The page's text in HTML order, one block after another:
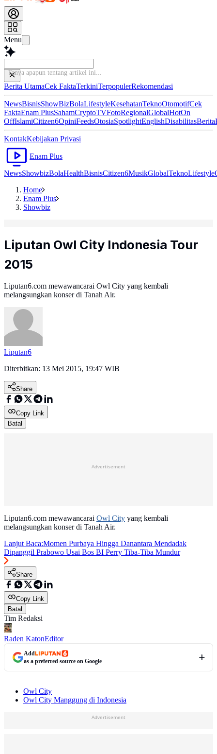
Menu
Tanya apapun tentang artikel in
Berita UtamaCek FaktaTerkiniTerpopulerRekomendasi
NewsBisnisShowBizBolaLifestyleKesehatanTeknoOtomotifCek
FaktaEnam PlusSahamCryptoTVFotoRegionalGlobalHotOn
OffIslamiCitizen6OpiniFeedsOtosiaSpotlightEnglishDisabilitasBerita
KontakKebijakan Privasi
Enam Plus
NewsShowbizBolaHealthBisnisCitizen6MusikGlobalTeknoLifestyle
Home
Enam Plus
Showbiz
Liputan Owl City Indonesia Tour
2015
Liputan6.com mewawancarai Owl City yang kembali
melangsungkan konser di Tanah Air.
Liputan6
Diterbitkan: 13 Mei 2015, 19:47 WIB
Share
Copy Link
Batal
Advertisement
Liputan6.com mewawancarai Owl City yang kembali
melangsungkan konser di Tanah Air.
Lanjut Baca:Momen Purbaya Hingga Danantara Mendadak
Dipanggil Prabowo Usai Bos BI Perry Tiba-Tiba Mundur
Share
Copy Link
Batal
Tim Redaksi
Raden KatonEditor
Add
as a preferred source on Google
Owl City
Owl City Manggung di Indonesia
Advertisement